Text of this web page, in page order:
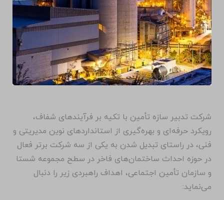
شرکت تدبیر سازه تأمین با تکیه بر فرآیندهای شفاف،
رویکرد حرفه‌ای و بهره‌گیری از استانداردهای نوین مدیریتی و
فنی، در راستای تبدیل شدن به یکی از سه شرکت برتر فعال
در حوزه احداث ساختمان‌های فاخر در سطح مجموعه شستا
و سازمان تأمین اجتماعی، اهداف راهبردی زیر را دنبال
می‌نماید: